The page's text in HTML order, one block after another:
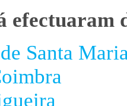
efectuaram
Santa